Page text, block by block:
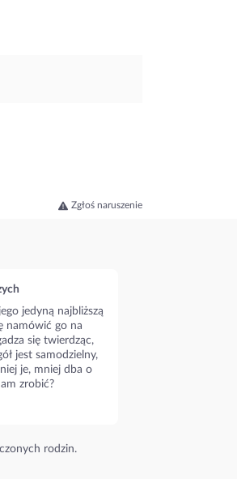
Zgłoś naruszenie
jedyną najbliższą
namówić go na
się twierdząc,
jest samodzielny,
je, mniej dba o
zrobić?
rodzin.